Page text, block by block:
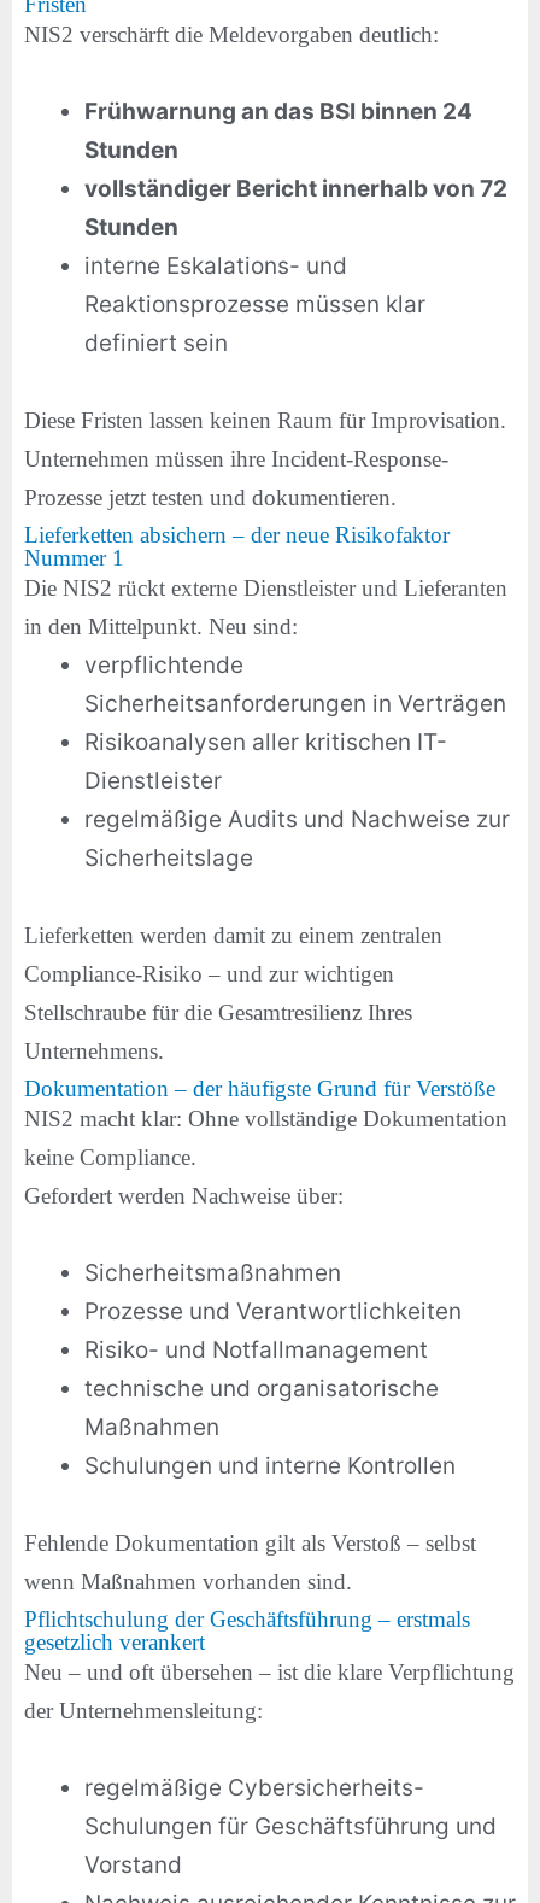
NIS2 verschärft die Meldevorgaben deutlich:
Frühwarnung an das BSI binnen 24
Stunden
vollständiger Bericht innerhalb von 72
Stunden
interne Eskalations- und
Reaktionsprozesse müssen klar
definiert sein
Diese Fristen lassen keinen Raum für Improvisation.
Unternehmen müssen ihre Incident-Response-
Prozesse jetzt testen und dokumentieren.
Lieferketten absichern – der neue Risikofaktor
Nummer 1
Die NIS2 rückt externe Dienstleister und Lieferanten
in den Mittelpunkt. Neu sind:
verpflichtende
Sicherheitsanforderungen in Verträgen
Risikoanalysen aller kritischen IT-
Dienstleister
regelmäßige Audits und Nachweise zur
Sicherheitslage
Lieferketten werden damit zu einem zentralen
Compliance-Risiko – und zur wichtigen
Stellschraube für die Gesamtresilienz Ihres
Unternehmens.
Dokumentation – der häufigste Grund für Verstöße
NIS2 macht klar: Ohne vollständige Dokumentation
keine Compliance.
Gefordert werden Nachweise über:
Sicherheitsmaßnahmen
Prozesse und Verantwortlichkeiten
Risiko- und Notfallmanagement
technische und organisatorische
Maßnahmen
Schulungen und interne Kontrollen
Fehlende Dokumentation gilt als Verstoß – selbst
wenn Maßnahmen vorhanden sind.
Pflichtschulung der Geschäftsführung – erstmals
gesetzlich verankert
Neu – und oft übersehen – ist die klare Verpflichtung
der Unternehmensleitung:
regelmäßige Cybersicherheits-
Schulungen für Geschäftsführung und
Vorstand